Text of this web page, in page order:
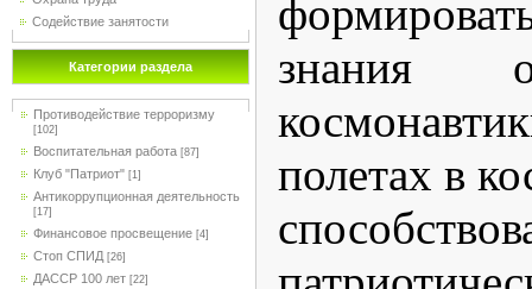
Содействие занятости
Категории раздела
Противодействие терроризму
[102]
Воспитательная работа [87]
Клуб "Патриот" [1]
Антикоррупционная деятельность
[17]
Финансовое просвещение [4]
Стоп СПИД [26]
ДАССР 100 лет [22]
знания
полетах в